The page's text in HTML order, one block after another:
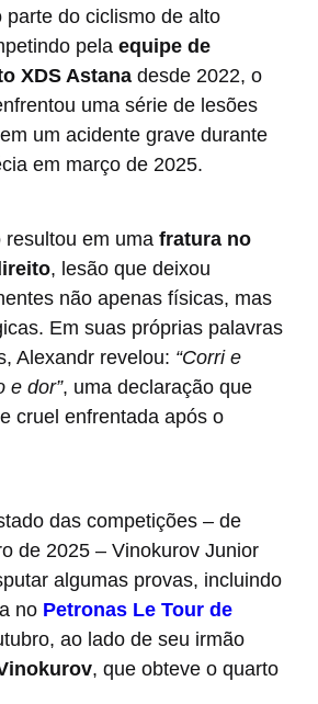
parte do ciclismo de alto
pela equipe de
XDS Astana desde 2022, o
uma série de lesões
um acidente grave durante
em março de 2025.
em uma fratura no
, lesão que deixou
não apenas físicas, mas
Em suas próprias palavras
Alexandr revelou: “Corri e
e dor”, uma declaração que
cruel enfrentada após o
das competições – de
de 2025 – Vinokurov Junior
algumas provas, incluindo
no Petronas Le Tour de
ao lado de seu irmão
, que obteve o quarto